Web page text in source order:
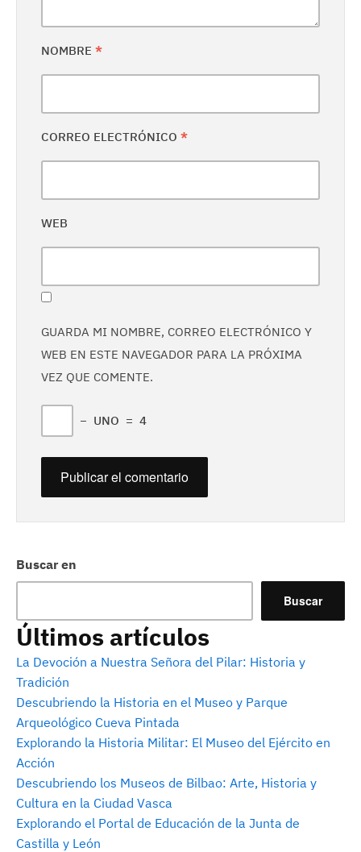
Buscar en
Buscar
Últimos artículos
La Devoción a Nuestra Señora del Pilar: Historia y
Tradición
Descubriendo la Historia en el Museo y Parque
Arqueológico Cueva Pintada
Explorando la Historia Militar: El Museo del Ejército en
Acción
Descubriendo los Museos de Bilbao: Arte, Historia y
Cultura en la Ciudad Vasca
Explorando el Portal de Educación de la Junta de
Castilla y León
NOMBRE *
CORREO ELECTRÓNICO *
WEB
GUARDA MI NOMBRE, CORREO ELECTRÓNICO Y
WEB EN ESTE NAVEGADOR PARA LA PRÓXIMA
VEZ QUE COMENTE.
− UNO = 4